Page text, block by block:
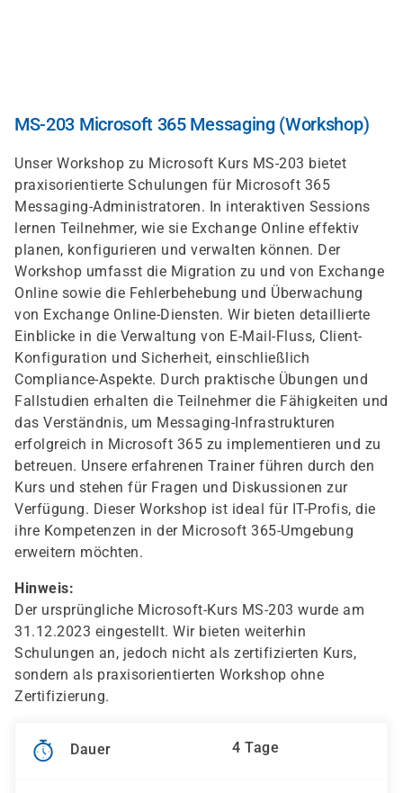
MS-203 Microsoft 365 Messaging (Workshop)
Unser Workshop zu Microsoft Kurs MS-203 bietet
praxisorientierte Schulungen für Microsoft 365
Messaging-Administratoren. In interaktiven Sessions
lernen Teilnehmer, wie sie Exchange Online effektiv
planen, konfigurieren und verwalten können. Der
Workshop umfasst die Migration zu und von Exchange
Online sowie die Fehlerbehebung und Überwachung
von Exchange Online-Diensten. Wir bieten detaillierte
Einblicke in die Verwaltung von E-Mail-Fluss, Client-
Konfiguration und Sicherheit, einschließlich
Compliance-Aspekte. Durch praktische Übungen und
Fallstudien erhalten die Teilnehmer die Fähigkeiten und
das Verständnis, um Messaging-Infrastrukturen
erfolgreich in Microsoft 365 zu implementieren und zu
betreuen. Unsere erfahrenen Trainer führen durch den
Kurs und stehen für Fragen und Diskussionen zur
Verfügung. Dieser Workshop ist ideal für IT-Profis, die
ihre Kompetenzen in der Microsoft 365-Umgebung
erweitern möchten.
Hinweis:
Der ursprüngliche Microsoft-Kurs MS-203 wurde am
31.12.2023 eingestellt. Wir bieten weiterhin
Schulungen an, jedoch nicht als zertifizierten Kurs,
sondern als praxisorientierten Workshop ohne
Zertifizierung.
Dauer 4 Tage